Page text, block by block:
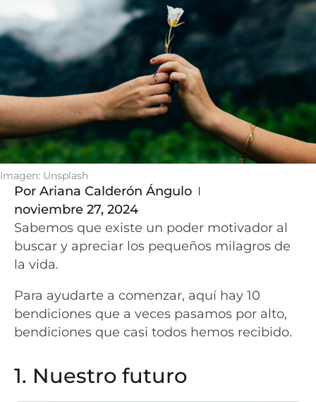
Imagen: Unsplash
Por Ariana Calderón Ángulo
noviembre 27, 2024
Sabemos que existe un poder motivador al
buscar y apreciar los pequeños milagros de
la vida.
Para ayudarte a comenzar, aquí hay 10
bendiciones que a veces pasamos por alto,
bendiciones que casi todos hemos recibido.
1. Nuestro futuro